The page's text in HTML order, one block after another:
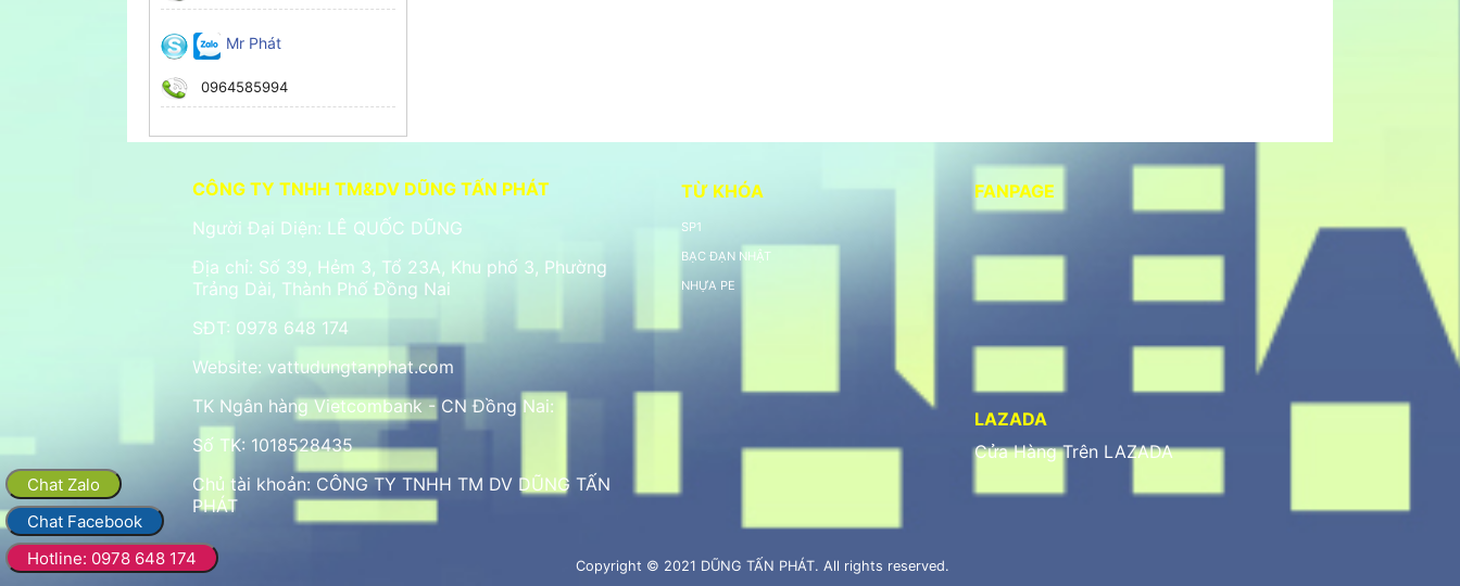
Mr Phát
0964585994
CÔNG TY TNHH TM&DV DŨNG TẤN PHÁT
Người Đại Diện: LÊ QUỐC DŨNG
Địa chỉ: Số 39, Hẻm 3, Tổ 23A, Khu phố 3, Phường
Trảng Dài, Thành Phố Đồng Nai
SĐT: 0978 648 174
Website: vattudungtanphat.com
TK Ngân hàng Vietcombank - CN Đồng Nai:
Số TK: 1018528435
Chủ tài khoản: CÔNG TY TNHH TM DV DŨNG TẤN
PHÁT
TỪ KHÓA
SP1
BẠC ĐẠN NHẬT
NHỰA PE
FANPAGE
LAZADA
Cửa Hàng Trên LAZADA
Copyright © 2021 DŨNG TẤN PHÁT. All rights reserved.
Chat Zalo
Chat Facebook
Hotline: 0978 648 174